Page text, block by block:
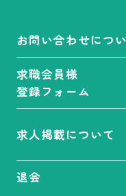
お問い合わせにつ
求職会員様
登録フォーム
求人掲載について
退会